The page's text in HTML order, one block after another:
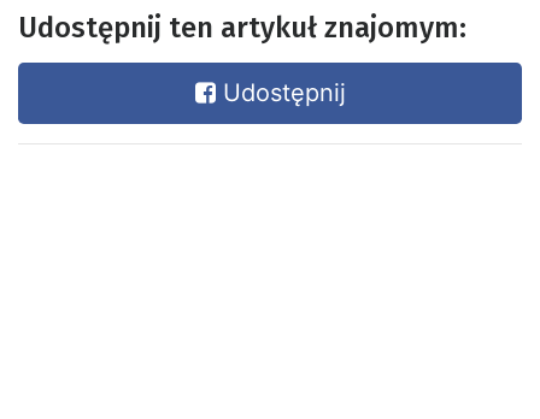
Udostępnij ten artykuł znajomym:
Udostępnij